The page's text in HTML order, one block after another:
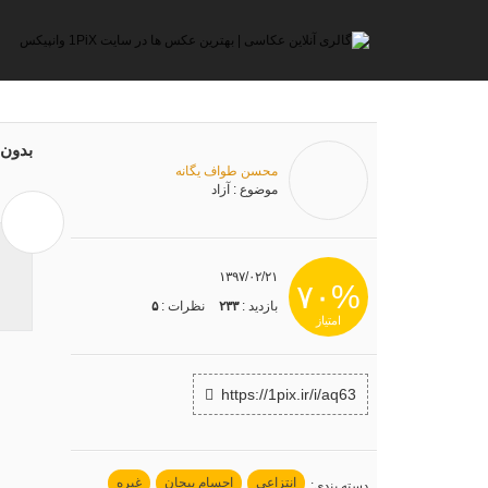
محسن طواف یگانه
موضوع : آزاد
۷۰%
امتیاز
۱۳۹۷/۰۲/۲۱
بازدید :۲۳۳ نظرات :۵
https://1pix.ir/i/aq63
انتزاعی اجسام بیجان غیره